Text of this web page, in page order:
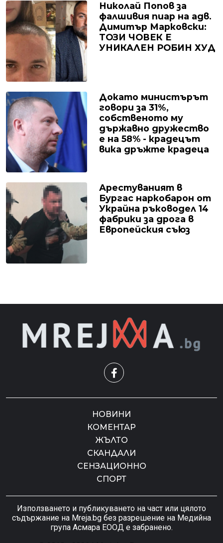
Николай Попов за
фалшивия пиар на адв.
Димитър Марковски:
ТОЗИ ЧОВЕК Е
УНИКАЛЕН РОБИН ХУД
Докато министърът
говори за 31%,
собственото му
държавно дружество
е на 58% - крадецът
вика дръжте крадеца
Арестуваният в
Бургас наркобарон от
Украйна ръководел 14
фабрики за дрога в
Европейския съюз
НОВИНИ
КОМЕНТАР
ЖЪЛТО
СКАНДАЛИ
СЕНЗАЦИОННО
СПОРТ
Използването и публикуването на част или цялото
съдържание на Mreja.bg без разрешение на Медийна
група Асмара ЕООД е забранено.